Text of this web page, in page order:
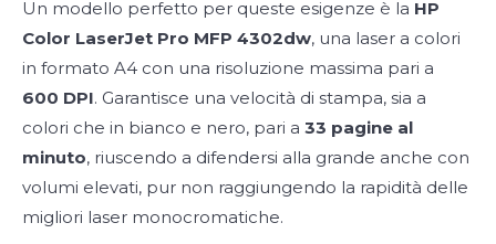
Un modello perfetto per queste esigenze è la HP
Color LaserJet Pro MFP 4302dw, una laser a colori
in formato A4 con una risoluzione massima pari a
600 DPI. Garantisce una velocità di stampa, sia a
colori che in bianco e nero, pari a 33 pagine al
minuto, riuscendo a difendersi alla grande anche con
volumi elevati, pur non raggiungendo la rapidità delle
migliori laser monocromatiche.